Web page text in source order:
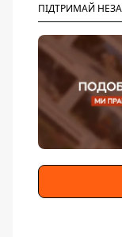
ПІДТРИМАЙ